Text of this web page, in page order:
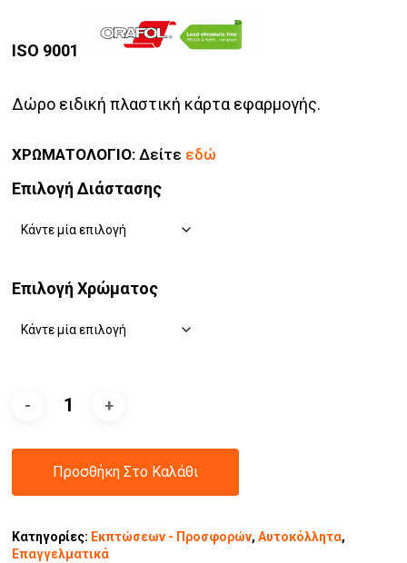
ISO 9001
Δώρο ειδική πλαστική κάρτα εφαρμογής.
ΧΡΩΜΑΤΟΛΟΓΙΟ: Δείτε εδώ
Επιλογή Διάστασης
Επιλογή Χρώματος
Προσθήκη Στο Καλάθι
Κατηγορίες: Εκπτώσεων - Προσφορών,Αυτοκόλλητα,
Επαγγελματικά